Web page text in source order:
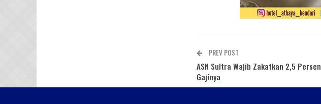
PREV POST
ASN Sultra Wajib Zakatkan 2,5 Persen
Gajinya